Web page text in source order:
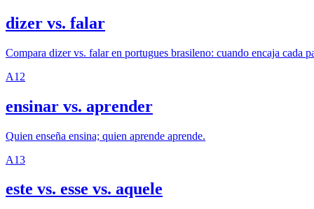
dizer vs. falar
Compara dizer vs. falar en portugues brasileno: cuando encaja cada
A1 2
ensinar vs. aprender
Quien enseña ensina; quien aprende aprende.
A13
este vs. esse vs. aquele